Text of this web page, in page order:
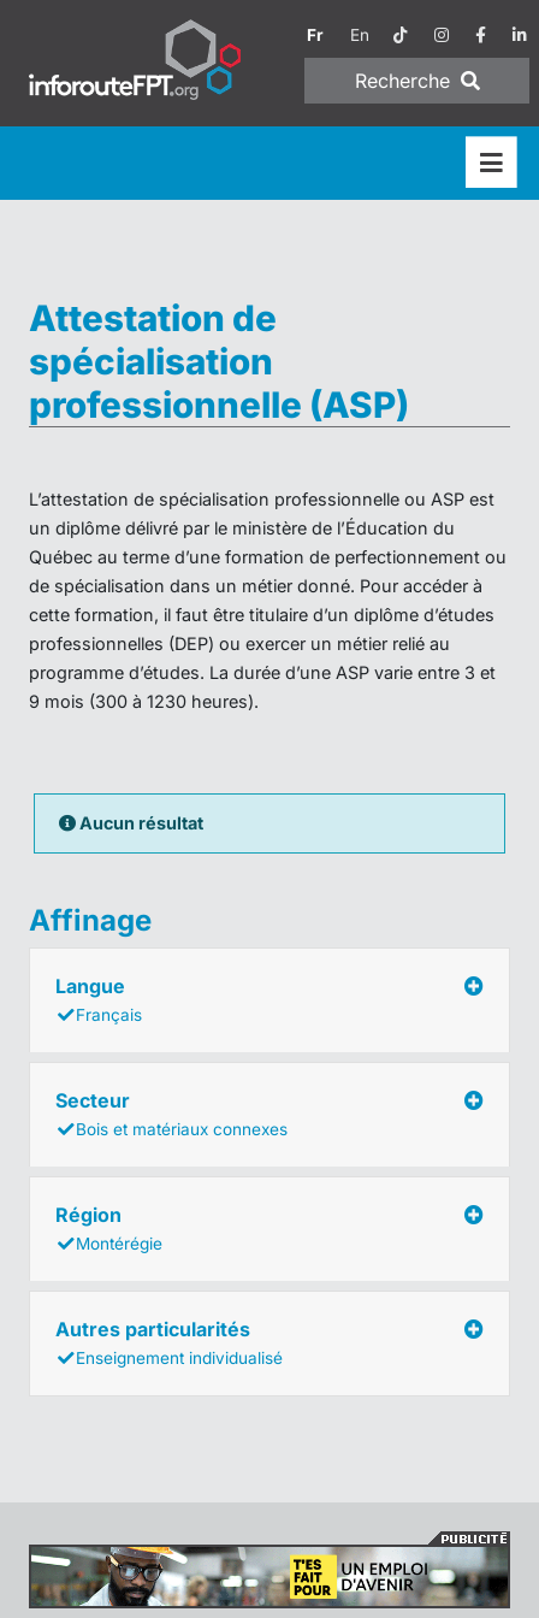
Fr En
Recherche
Attestation de
spécialisation
professionnelle (ASP)
L’attestation de spécialisation professionnelle ou ASP est
un diplôme délivré par le ministère de l’Éducation du
Québec au terme d’une formation de perfectionnement ou
de spécialisation dans un métier donné. Pour accéder à
cette formation, il faut être titulaire d’un diplôme d’études
professionnelles (DEP) ou exercer un métier relié au
programme d’études. La durée d’une ASP varie entre 3 et
9 mois (300 à 1230 heures).
Aucun résultat
Affinage
Langue
Français
Secteur
Bois et matériaux connexes
Région
Montérégie
Autres particularités
Enseignement individualisé